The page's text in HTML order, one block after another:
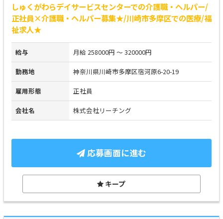
しゅくがわらデイサービスセンターでの介護職・ヘルパー/
正社員×介護職・ヘルパー募集★/川崎市多摩区での医療/福
祉求人★
給与 月給 258000円 ～ 320000円
勤務地 神奈川県川崎市多摩区宿河原6-20-19
雇用形態 正社員
会社名 株式会社リーチング
応募画面に進む
キープ